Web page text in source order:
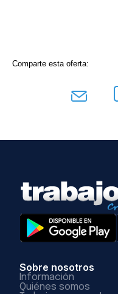
Comparte esta oferta:
Sobre nosotros
Información
Quiénes somos